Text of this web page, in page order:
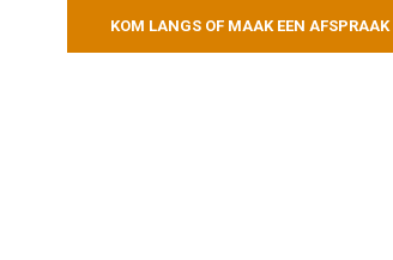
KOM LANGS OF MAAK EEN AFSPRAAK